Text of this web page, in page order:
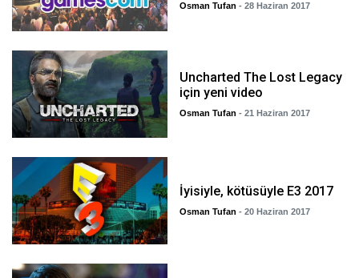
Osman Tufan - 28 Haziran 2017
Uncharted The Lost Legacy
için yeni video
Osman Tufan - 21 Haziran 2017
İyisiyle, kötüsüyle E3 2017
Osman Tufan - 20 Haziran 2017